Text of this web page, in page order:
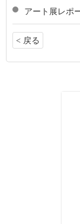
アート展レポ
< 戻る